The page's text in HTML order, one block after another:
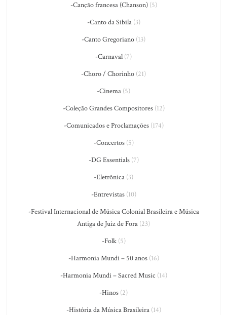
-Canção francesa (Chanson)(5)
-Canto da Sibila(3)
-Canto Gregoriano (13)
-Carnaval (7)
-Choro / Chorinho (21)
-Cinema (5)
-Coleção Grandes Compositores(12)
-Comunicados e Proclamações(174)
-Concertos(5)
-DG Essentials(7)
-Eletrônica (3)
-Entrevistas(10)
-Festival Internacional de Música Colonial Brasileira e Música
Antiga de Juiz de Fora (23)
-Folk(5)
-Harmonia Mundi – 50 anos(16)
-Harmonia Mundi – Sacred Music (14)
-Hinos (2)
-História da Música Brasileira(14)